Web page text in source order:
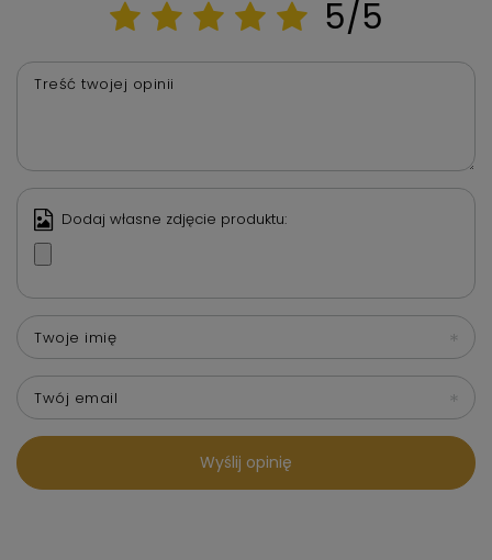
5/5
Treść twojej opinii
Dodaj własne zdjęcie produktu:
Twoje imię
Twój email
Wyślij opinię